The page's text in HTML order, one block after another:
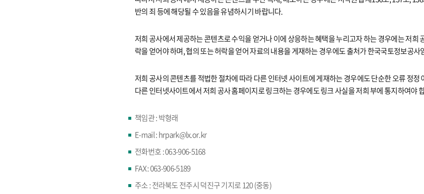
반의 죄 등에 해당될 수 있음을 유념하시기 바랍니다.
저희 공사에서 제공하는 콘텐츠로 수익을 얻거나 이에 상응하는 혜택을 누리고자 하는 경우에는 저희
락을 얻어야 하며, 협의 또는 허락을 얻어 자료의 내용을 게재하는 경우에도 출처가 한국국토정보공
저희 공사의 콘텐츠를 적법한 절차에 따라 다른 인터넷 사이트에 게재하는 경우에도 단순한 오류 정
다른 인터넷사이트에서 저희 공사 홈페이지로 링크하는 경우에도 링크 사실을 저희 부에 통지하여야
책임관 : 박형래
E-mail : hrpark@lx.or.kr
전화번호 : 063-906-5168
FAX : 063-906-5189
주소 : 전라북도 전주시 덕진구 기지로 120 (중동)